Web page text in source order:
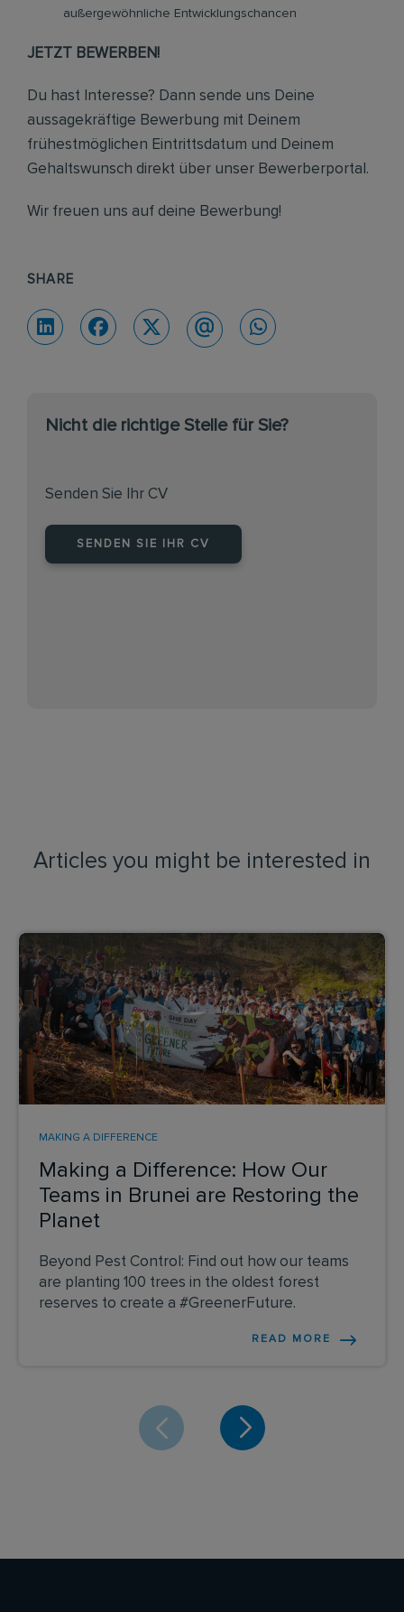
außergewöhnliche Entwicklungschancen
JETZT BEWERBEN!
Du hast Interesse? Dann sende uns Deine
aussagekräftige Bewerbung mit Deinem
frühestmöglichen Eintrittsdatum und Deinem
Gehaltswunsch direkt über unser Bewerberportal.
Wir freuen uns auf deine Bewerbung!
SHARE
Nicht die richtige Stelle für Sie?
Senden Sie Ihr CV
SENDEN SIE IHR CV
Articles you might be interested in
Making a Difference: How Our
Teams in Brunei are Restoring the
Planet
MAKING A DIFFERENCE
Beyond Pest Control: Find out how our teams
are planting 100 trees in the oldest forest
reserves to create a #GreenerFuture.
READ MORE